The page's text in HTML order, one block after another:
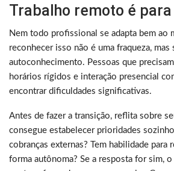
Trabalho remoto é
Nem todo profissional se adapta bem ao
reconhecer isso não é uma fraqueza, mas
autoconhecimento. Pessoas que
horários rígidos e interação presencial
encontrar dificuldades significativas.
Antes de fazer a transição, reflita sobre
consegue estabelecer prioridades
cobranças externas? Tem habilidade para
forma autônoma? Se a resposta for sim,